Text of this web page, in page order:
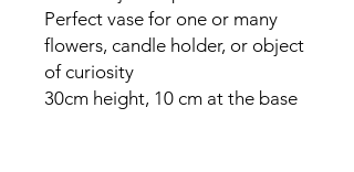
Perfect vase for one or many
flowers, candle holder, or object
of curiosity
30cm height, 10 cm at the base